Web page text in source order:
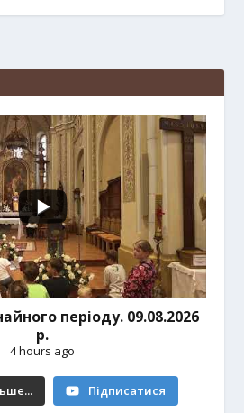
періоду. 09.08.2026
р.
4 hours ago
Підписатися